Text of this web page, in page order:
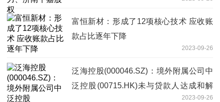
富恒新材：形成了12项核心技术 应收账
款占比逐年下降
2023-09-26
泛海控股(000046.SZ)：境外附属公司中
泛控股(00715.HK)未与贷款人达成和解
2023-09-26